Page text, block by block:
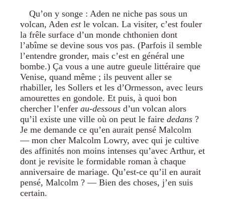
Qu’on y songe : Aden ne niche pas sous un
volcan, Aden estle volcan. La visiter, c’est fouler
la frêle surface d’un monde chthonien dont
l’abîme se devine sous vos pas. (Parfois il semble
l’entendre gronder, mais c’est en général une
bombe.) Ça vous a une autre gueule littéraire que
Venise, quand même ; ils peuvent aller se
rhabiller, les Sollers et les d’Ormesson, avec leurs
amourettes en gondole. Et puis, à quoi bon
chercher l’enfer au-dessous d’un volcan alors
qu’il existe une ville où on peut le faire dedans ?
Je me demande ce qu’en aurait pensé Malcolm
— mon cher Malcolm Lowry, avec qui je cultive
des affinités non moins intenses qu’avec Arthur, et
dont je revisite le formidable roman à chaque
anniversaire de mariage. Qu’est-ce qu’il en aurait
pensé, Malcolm ? — Bien des choses, j’en suis
certain.